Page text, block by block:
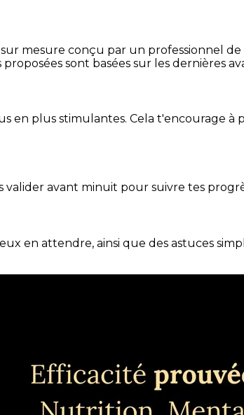
mesure conçu par un professionnel
sont basées sur les dernières
en plus stimulantes. Cela t'encourage
avant minuit pour suivre tes
en attendre, ainsi que des astuces